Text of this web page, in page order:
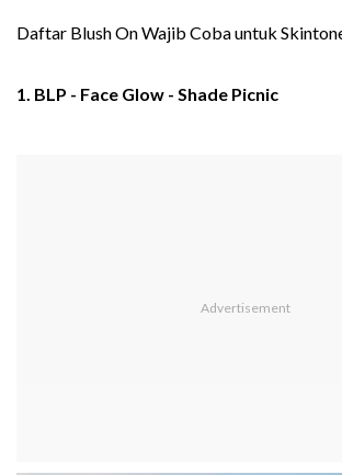
Daftar Blush On Wajib Coba untuk
1. BLP - Face Glow - Shade Picnic